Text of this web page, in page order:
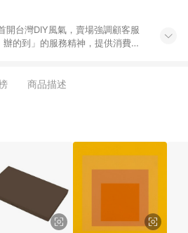
開台灣DIY風氣，賣場強調顧客服
的到」的服務精神，提供消費者
所需；另外，在各家分店內規劃
感，期望每一位來店顧客，能輕
環境為首要目標，成為消費者打
商品描述